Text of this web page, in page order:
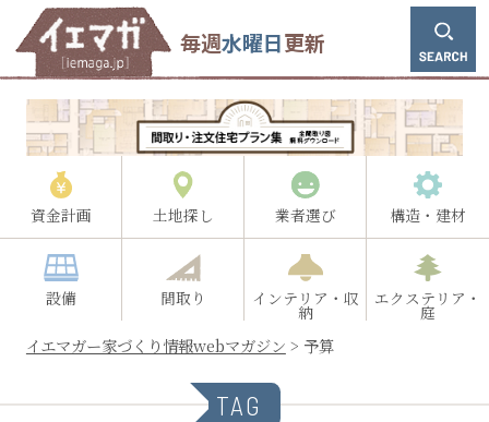
毎週水曜日更新
資金計画 土地探し 業者選び 構造・建材
設備 間取り インテリア・収
納
エクステリア・
庭
イエマガー家づくり情報webマガジン > 予算
TAG